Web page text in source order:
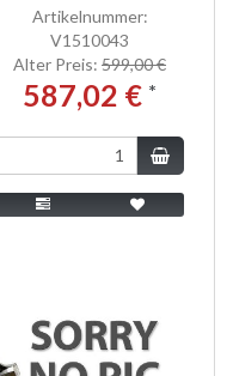
Artikelnummer:
V1510043
Alter Preis: 599,00 €
587,02 € *